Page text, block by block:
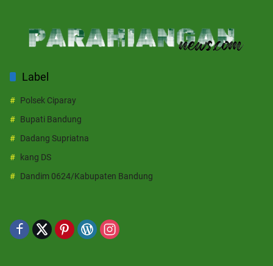
Label
Polsek Ciparay
Bupati Bandung
Dadang Supriatna
kang DS
Dandim 0624/Kabupaten Bandung